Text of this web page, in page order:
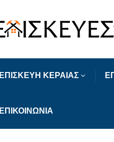
ΕΠΙΣΚΕΥΗ ΚΕΡΑΙΑΣ
ΕΠΙΚΟΙΝΩΝΙΑ